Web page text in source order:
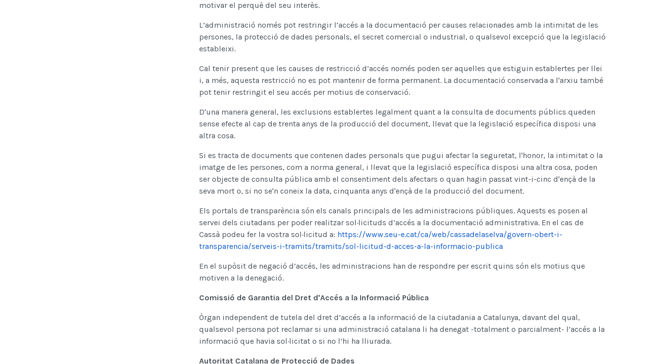
motivar el perquè del seu interès.
L’administració només pot restringir l’accés a la documentació per causes relacionades amb la intimitat de les
persones, la protecció de dades personals, el secret comercial o industrial, o qualsevol excepció que la legislació
estableixi.
Cal tenir present que les causes de restricció d’accés només poden ser aquelles que estiguin establertes per llei
i, a més, aquesta restricció no es pot mantenir de forma permanent. La documentació conservada a l'arxiu també
pot tenir restringit el seu accés per motius de conservació.
D'una manera general, les exclusions establertes legalment quant a la consulta de documents públics queden
sense efecte al cap de trenta anys de la producció del document, llevat que la legislació específica disposi una
altra cosa.
Si es tracta de documents que contenen dades personals que pugui afectar la seguretat, l'honor, la intimitat o la
imatge de les persones, com a norma general, i llevat que la legislació específica disposi una altra cosa, poden
ser objecte de consulta pública amb el consentiment dels afectars o quan hagin passat vint-i-cinc d'ençà de la
seva mort o, si no se'n coneix la data, cinquanta anys d'ençà de la producció del document.
Els portals de transparència són els canals principals de les administracions públiques. Aquests es posen al
servei dels ciutadans per poder realitzar sol·licituds d’accés a la documentació administrativa. En el cas de
Cassà podeu fer la vostra sol·licitud a: https://www.seu-e.cat/ca/web/cassadelaselva/govern-obert-i-
transparencia/serveis-i-tramits/tramits/sol-licitud-d-acces-a-la-informacio-publica
En el supòsit de negació d’accés, les administracions han de respondre per escrit quins són els motius que
motiven a la denegació.
Comissió de Garantia del Dret d'Accés a la Informació Pública
Òrgan independent de tutela del dret d’accés a la informació de la ciutadania a Catalunya, davant del qual,
qualsevol persona pot reclamar si una administració catalana li ha denegat -totalment o parcialment- l’accés a la
informació que havia sol·licitat o si no l’hi ha lliurada.
Autoritat Catalana de Protecció de Dades